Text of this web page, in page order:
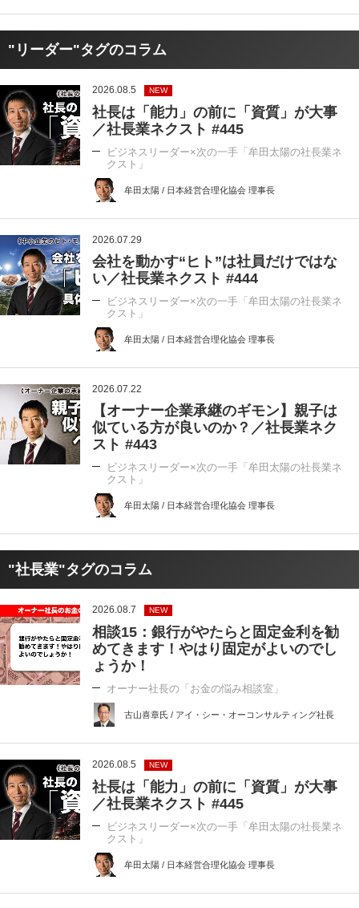
"リーダー"タグのコラム
2026.08.5 NEW
社長は「能力」の前に「資質」が大事
／社長業ネクスト #445
ビジネスリーダー×次の一手「牟田太陽の社長業ネ
クスト」
牟田太陽 / 日本経営合理化協会 理事長
2026.07.29
会社を動かす“ヒト”は社員だけではな
い／社長業ネクスト #444
ビジネスリーダー×次の一手「牟田太陽の社長業ネ
クスト」
牟田太陽 / 日本経営合理化協会 理事長
2026.07.22
【オーナー企業承継のギモン】親子は
似ている方が良いのか？／社長業ネク
スト #443
ビジネスリーダー×次の一手「牟田太陽の社長業ネ
クスト」
牟田太陽 / 日本経営合理化協会 理事長
"社長業"タグのコラム
2026.08.7 NEW
相談15：銀行がやたらと固定金利を勧
めてきます！やはり固定がよいのでし
ょうか！
オーナー社長の「お金の悩み相談室」
古山喜章氏 / アイ・シー・オーコンサルティング社長
2026.08.5 NEW
社長は「能力」の前に「資質」が大事
／社長業ネクスト #445
ビジネスリーダー×次の一手「牟田太陽の社長業ネ
クスト」
牟田太陽 / 日本経営合理化協会 理事長